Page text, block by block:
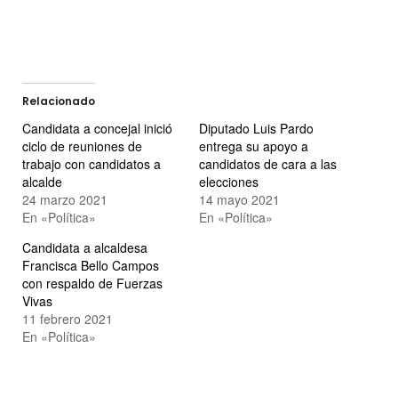
Relacionado
Candidata a concejal inició
ciclo de reuniones de
trabajo con candidatos a
alcalde
24 marzo 2021
En «Política»
Diputado Luis Pardo
entrega su apoyo a
candidatos de cara a las
elecciones
14 mayo 2021
En «Política»
Candidata a alcaldesa
Francisca Bello Campos
con respaldo de Fuerzas
Vivas
11 febrero 2021
En «Política»